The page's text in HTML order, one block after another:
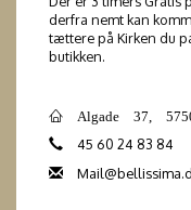
derfra nemt kan
tættere på Kirken du
butikken.
Algade 37,
45 60 24 83 84